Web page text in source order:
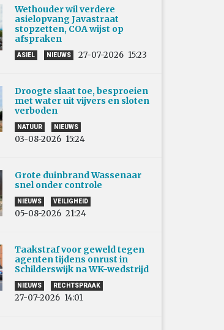
Wethouder wil verdere
asielopvang Javastraat
stopzetten, COA wijst op
afspraken
ASIEL NIEUWS 27-07-2026 15:23
Droogte slaat toe, besproeien
met water uit vijvers en sloten
verboden
NATUUR NIEUWS
03-08-2026 15:24
Grote duinbrand Wassenaar
snel onder controle
NIEUWS VEILIGHEID
05-08-2026 21:24
Taakstraf voor geweld tegen
agenten tijdens onrust in
Schilderswijk na WK-wedstrijd
NIEUWS RECHTSPRAAK
27-07-2026 14:01